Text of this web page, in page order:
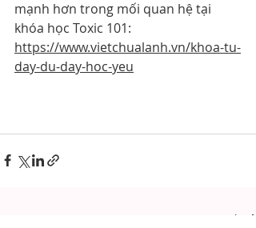
mạnh hơn trong mối quan hệ tại
khóa học Toxic 101:
https://www.vietchualanh.vn/khoa-tu-
day-du-day-hoc-yeu
Xem tất cả